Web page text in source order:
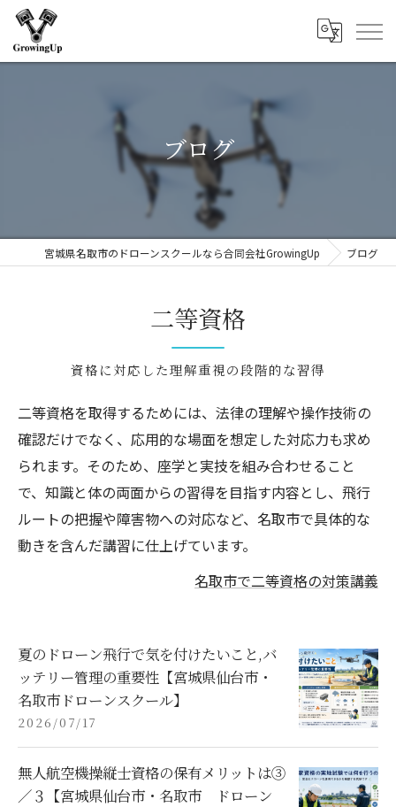
ブログ
宮城県名取市のドローンスクールなら合同会社GrowingUp ブログ
二等資格
資格に対応した理解重視の段階的な習得
二等資格を取得するためには、法律の理解や操作技術の
確認だけでなく、応用的な場面を想定した対応力も求め
られます。そのため、座学と実技を組み合わせること
で、知識と体の両面からの習得を目指す内容とし、飛行
ルートの把握や障害物への対応など、名取市で具体的な
動きを含んだ講習に仕上げています。
名取市で二等資格の対策講義
夏のドローン飛行で気を付けたいこと,バ
ッテリー管理の重要性【宮城県仙台市・
名取市ドローンスクール】
2026/07/17
無人航空機操縦士資格の保有メリットは③
／３【宮城県仙台市・名取市 ドローン